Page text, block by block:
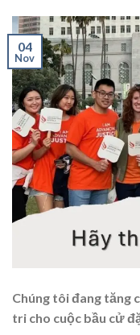
04
Nov
Chúng tôi đang tăng
tri cho cuộc bầu cử